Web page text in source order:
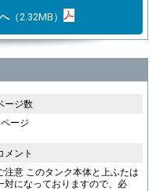
（2.32MB）
ージ数
ージ
メント
注意 このタンク本体と上ふたは
対になっておりますので、必